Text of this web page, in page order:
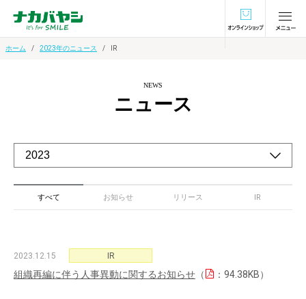
オンラインショ
ホーム 2023年のニュース IR
NEWS
ニュース
すべて お知らせ リリース IR
2023.12.15 IR
組織再編に伴う人事異動に関するお知らせ （ ：94.38KB）